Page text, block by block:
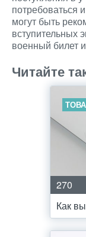
потребоваться
могут быть
вступительных
военный билет
Читайте
270
Как